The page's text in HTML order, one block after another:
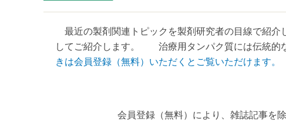
最近の製剤関連トピックを製剤研究者の目線で紹介
してご紹介します。 治療用タンパク質には伝統的
きは会員登録（無料）いただくとご覧いただけます。
会員登録（無料）により、雑誌記事を